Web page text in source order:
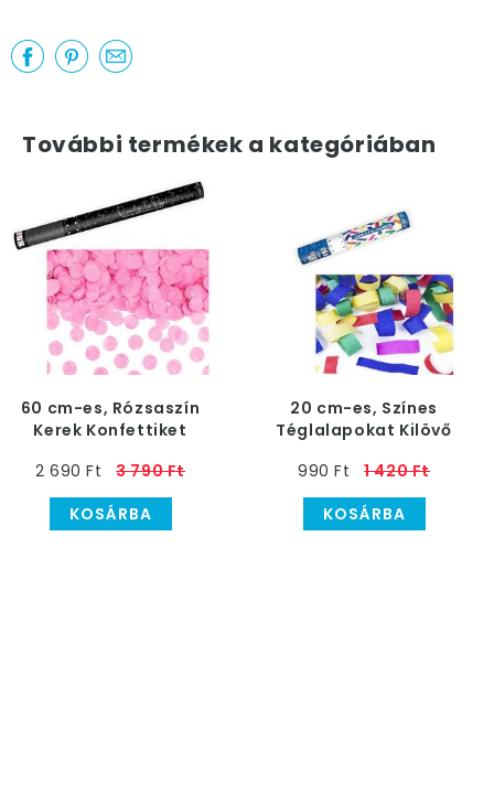
További termékek a kategóriában
60 cm-es, Rózsaszín
Kerek Konfettiket
2 690 Ft
3 790 Ft
KOSÁRBA
20 cm-es, Színes
Téglalapokat Kilövő
990 Ft
1 420 Ft
KOSÁRBA